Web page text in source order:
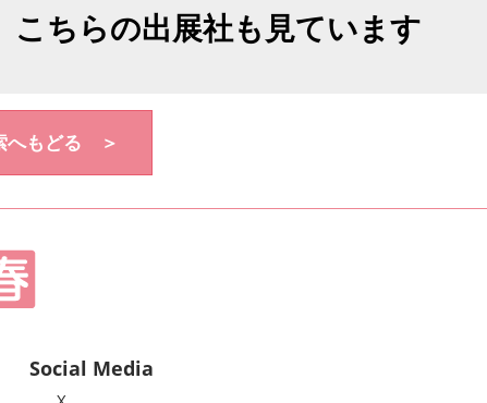
こちらの出展社も見ています
へもどる ＞
Social Media